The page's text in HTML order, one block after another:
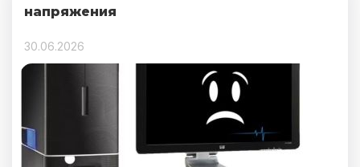
напряжения
30.06.2026